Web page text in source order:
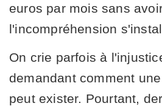
euros par mois sans
l'incompréhension
On crie parfois à
demandant comment
peut exister. Pourtant,